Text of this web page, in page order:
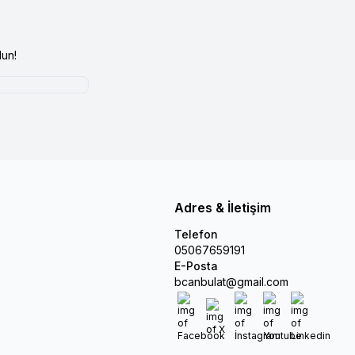
Adres & İletişim
Telefon
05067659191
E-Posta
bcanbulat@gmail.com
Facebook
X İnstagram
Youtube